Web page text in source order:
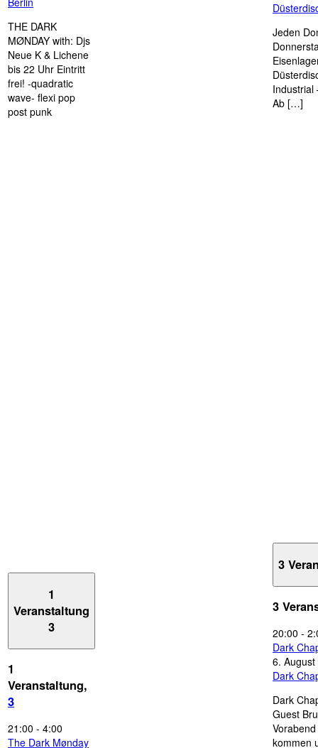
THE DARK
MØNDAY with: Djs
Neue K & Lichene
bis 22 Uhr Eintritt
frei! -quadratic
wave- flexi pop
post punk
Jeden
Industrial
Ab […]
1
Veranstaltung
3
1
Veranstaltung,
3
21:00 - 4:00
The Dark Mønday
3
3
20:00 -
Dark
6.
Dark
Dark
Guest
kommen